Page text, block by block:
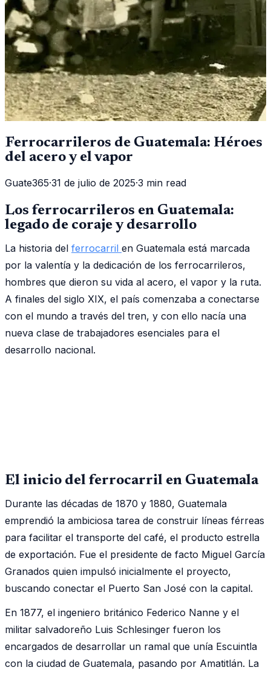
Ferrocarrileros de Guatemala: Héroes
del acero y el vapor
Guate365·31 de julio de 2025·3 min read
Los ferrocarrileros en Guatemala:
legado de coraje y desarrollo
La historia del ferrocarril en Guatemala está marcada
por la valentía y la dedicación de los ferrocarrileros,
hombres que dieron su vida al acero, el vapor y la ruta.
A finales del siglo XIX, el país comenzaba a conectarse
con el mundo a través del tren, y con ello nacía una
nueva clase de trabajadores esenciales para el
desarrollo nacional.
El inicio del ferrocarril en Guatemala
Durante las décadas de 1870 y 1880, Guatemala
emprendió la ambiciosa tarea de construir líneas férreas
para facilitar el transporte del café, el producto estrella
de exportación. Fue el presidente de facto Miguel García
Granados quien impulsó inicialmente el proyecto,
buscando conectar el Puerto San José con la capital.
En 1877, el ingeniero británico Federico Nanne y el
militar salvadoreño Luis Schlesinger fueron los
encargados de desarrollar un ramal que unía Escuintla
con la ciudad de Guatemala, pasando por Amatitlán. La